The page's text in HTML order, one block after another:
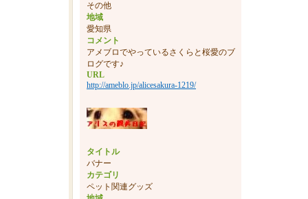
その他
地域
愛知県
コメント
アメブロでやっているさくらと桜愛のブ
ログです♪
URL
http://ameblo.jp/alicesakura-1219/
タイトル
バナー
カテゴリ
ペット関連グッズ